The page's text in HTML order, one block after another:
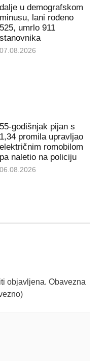
dalje u demografskom
minusu, lani rođeno
525, umrlo 911
stanovnika
07.08.2026
55-godišnjak pijan s
1,34 promila upravljao
električnim romobilom
pa naletio na policiju
06.08.2026
objavljena. Obavezna